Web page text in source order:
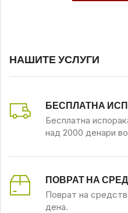
НАШИТЕ УСЛУГИ
БЕСПЛАТНА
Бесплатна
над 2000 денари
ПОВРАТ НА
Поврат на
дена.